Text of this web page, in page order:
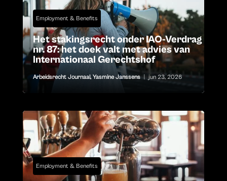
Employment & Benefits
Het stakingsrecht onder IAO-Verdrag
nr. 87: het doek valt met advies van
Internationaal Gerechtshof
Arbeidsrecht Journaal, Yasmine Janssens jun 23, 2026
Employment & Benefits